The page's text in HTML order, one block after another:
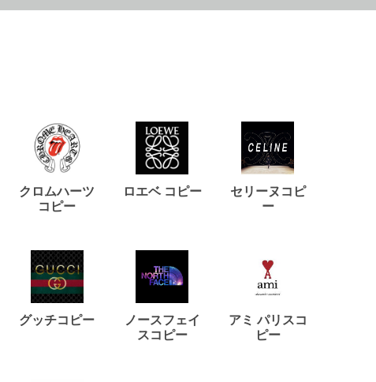
クロムハーツ
コピー
ロエベ コピー
セリーヌコピ
ー
グッチコピー
ノースフェイ
スコピー
アミ パリスコ
ピー